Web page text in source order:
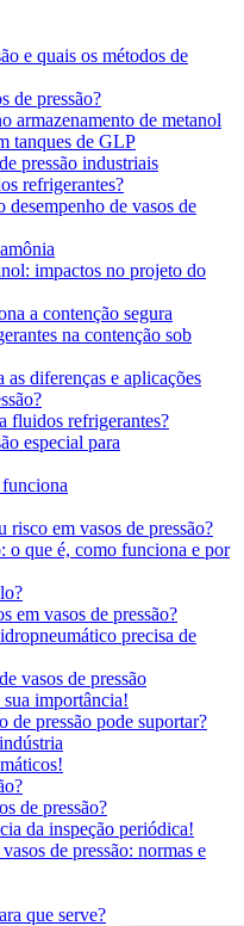
e quais os métodos de
de pressão?
armazenamento de metanol
tanques de GLP
pressão industriais
refrigerantes?
de vasos de
impactos no projeto do
a contenção segura
na contenção sob
as diferenças e aplicações
fluidos refrigerantes?
especial para
em vasos de pressão?
o que é, como funciona e por
em vasos de pressão?
precisa de
vasos de pressão
importância!
de pressão pode suportar?
de pressão?
da inspeção periódica!
de pressão: normas e
que serve?